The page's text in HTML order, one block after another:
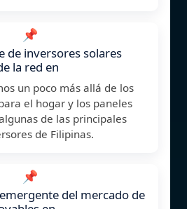
📌
de inversores solares
la red en
un poco más allá de los
el hogar y los paneles
de las principales
de Filipinas.
📌
del mercado de